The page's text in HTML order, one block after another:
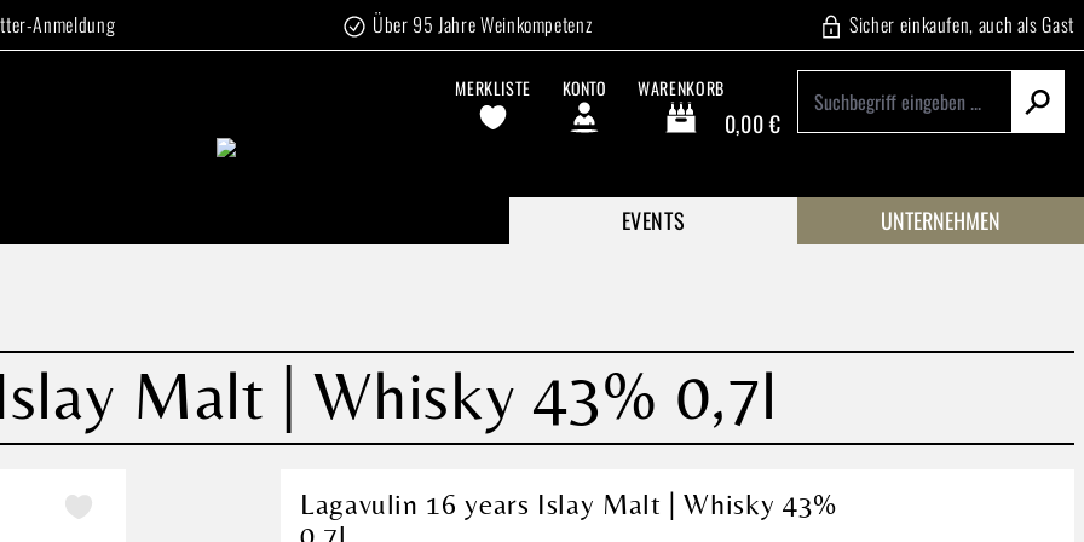
Anmeldung Über 95 Jahre Weinkompetenz Sicher einkaufen, auch als Gast
MERKLISTE KONTO WARENKORB
0,00 €
Warenkorb enthält 0 Positionen. Der Gesamtwert
EVENTS UNTERNEHMEN
Malt | Whisky 43% 0,7l
Lagavulin 16 years Islay Malt | Whisky 43%